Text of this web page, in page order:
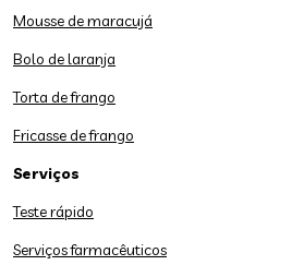
Mousse de maracujá
Bolo de laranja
Torta de frango
Fricasse de frango
Serviços
Teste rápido
Serviços farmacêuticos